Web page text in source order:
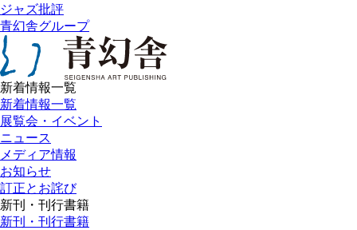
ジャズ批評
青幻舎グループ
新着情報一覧
新着情報一覧
展覧会・イベント
ニュース
メディア情報
お知らせ
訂正とお詫び
新刊・刊行書籍
新刊・刊行書籍